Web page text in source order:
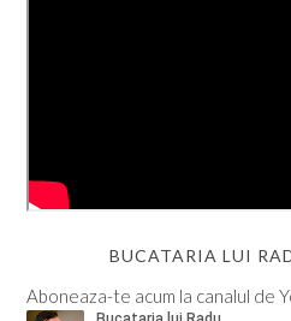
BUCATARIA LUI
Aboneaza-te acum la canalul de